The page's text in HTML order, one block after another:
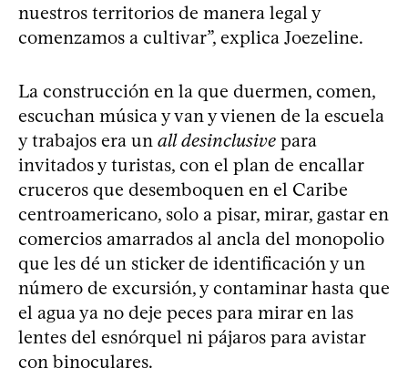
nuestros territorios de manera legal y
comenzamos a cultivar”, explica Joezeline.
La construcción en la que duermen, comen,
escuchan música y van y vienen de la escuela
y trabajos era un all desinclusive para
invitados y turistas, con el plan de encallar
cruceros que desemboquen en el Caribe
centroamericano, solo a pisar, mirar, gastar en
comercios amarrados al ancla del monopolio
que les dé un sticker de identificación y un
número de excursión, y contaminar hasta que
el agua ya no deje peces para mirar en las
lentes del esnórquel ni pájaros para avistar
con binoculares.